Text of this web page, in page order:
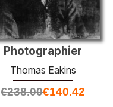
Photographier
Thomas Eakins
€238.00€140.42